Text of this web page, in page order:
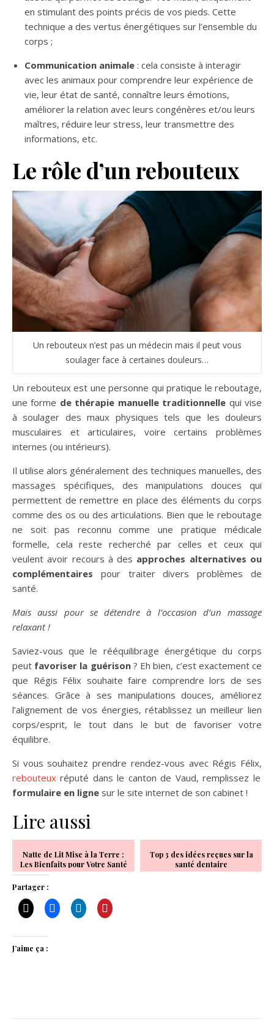
en stimulant des points précis de vos pieds. Cette
technique a des vertus énergétiques sur l’ensemble du
corps ;
Communication animale : cela consiste à interagir
avec les animaux pour comprendre leur expérience de
vie, leur état de santé, connaître leurs émotions,
améliorer la relation avec leurs congénères et/ou leurs
maîtres, réduire leur stress, leur transmettre des
informations, etc.
Le rôle d’un rebouteux
Un rebouteux n’est pas un médecin mais il peut vous
soulager face à certaines douleurs…
Un rebouteux est une personne qui pratique le reboutage,
une forme de thérapie manuelle traditionnelle qui vise
à soulager des maux physiques tels que les douleurs
musculaires et articulaires, voire certains problèmes
internes (ou intérieurs).
Il utilise alors généralement des techniques manuelles, des
massages spécifiques, des manipulations douces qui
permettent de remettre en place des éléments du corps
comme des os ou des articulations. Bien que le reboutage
ne soit pas reconnu comme une pratique médicale
formelle, cela reste recherché par celles et ceux qui
veulent avoir recours à des approches alternatives ou
complémentaires pour traiter divers problèmes de
santé.
Mais aussi pour se détendre à l’occasion d’un massage
relaxant !
Saviez-vous que le rééquilibrage énergétique du corps
peut favoriser la guérison ? Eh bien, c’est exactement ce
que Régis Félix souhaite faire comprendre lors de ses
séances. Grâce à ses manipulations douces, améliorez
l’alignement de vos énergies, rétablissez un meilleur lien
corps/esprit, le tout dans le but de favoriser votre
équilibre.
Si vous souhaitez prendre rendez-vous avec Régis Félix,
rebouteux réputé dans le canton de Vaud, remplissez le
formulaire en ligne sur le site internet de son cabinet !
Lire aussi
Natte de Lit Mise à la Terre :
Les Bienfaits pour Votre Santé
et Votre Bien-être
Top 3 des idées reçues sur la
santé dentaire
Partager :
J’aime ça :